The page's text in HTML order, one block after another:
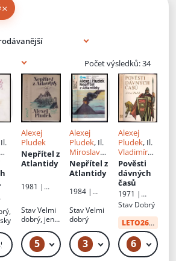
×
Počet výsledků: 34
Kč
Alexej
Pludek
Nepřítel z
Atlantidy
1981 |
spisovatel
StavVelmi
dobrý, jen
oděrky
5 49 Kč – 69 Kč
Alexej
Pludek, Il.
Miroslav
Jiránek
Nepřítel z
Atlantidy
1984 |
nský
spisovatel
StavVelmi
dobrý
3 49 Kč – 69 Kč
Alexej
Pludek, Il.
Vladimír
Brehovzsk
ý
Pověsti
dávných
časů
1971 |
Práce
Stav Dobrý
LETO26od:
6